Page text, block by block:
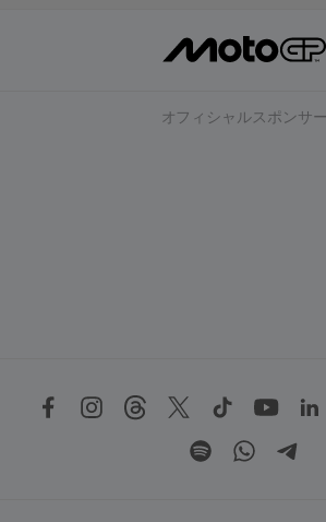
オフィシャルスポンサー